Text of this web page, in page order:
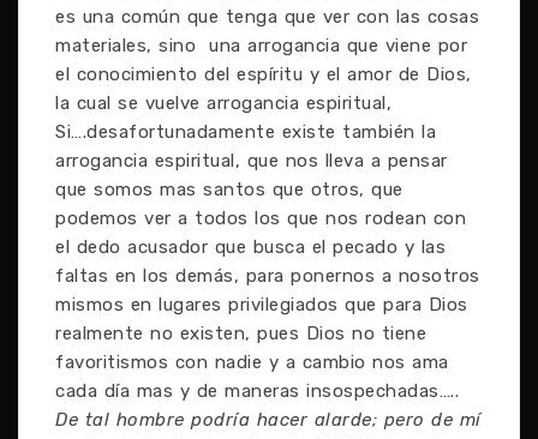
es una común que tenga que ver con las cosas
materiales, sino una arrogancia que viene por
el conocimiento del espíritu y el amor de Dios,
la cual se vuelve arrogancia espiritual,
Si….desafortunadamente existe también la
arrogancia espiritual, que nos lleva a pensar
que somos mas santos que otros, que
podemos ver a todos los que nos rodean con
el dedo acusador que busca el pecado y las
faltas en los demás, para ponernos a nosotros
mismos en lugares privilegiados que para Dios
realmente no existen, pues Dios no tiene
favoritismos con nadie y a cambio nos ama
cada día mas y de maneras insospechadas…..
De tal hombre podría hacer alarde; pero de mí